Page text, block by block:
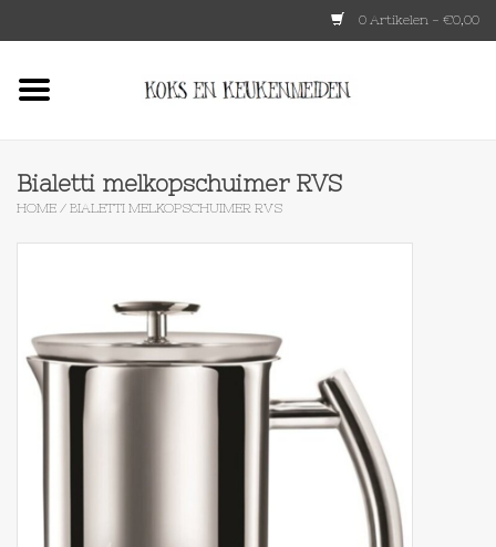
0 Artikelen - €0,00
Lenta Living
Bialetti melkopschuimer RVS
HOME / BIALETTI MELKOPSCHUIMER RVS